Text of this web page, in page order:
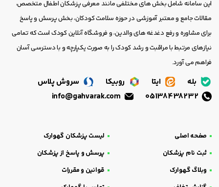
این سامانه شامل بخش های مختلفی مانند معرفی پزشکان اطفال متخصص،
مقالات جامع و معتبر آموزشی در حوزه سلامت کودکان، بخش پرسش و پاسخ
برای مشاوره و رفع دغدغه های والدین، و فروشگاه آنلاین کودک است که تمامی
نیازهای مرتبط با مراقبت و رشد کودک را به صورت یکپارچه و با دسترسی آسان
فراهم می آورد.
بله ایتا روبیکا
سروش پلاس
صفحه اصلی
لیست پزشکان گهوارک
ثبت نام پزشکان
پرسش و پاسخ از پزشکان
وبلاگ گهوارک
قوانین و مقررات